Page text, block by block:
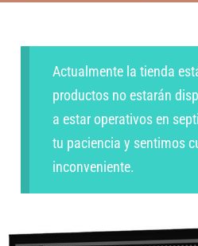
Actualmente la tienda
productos no estarán
a estar operativos en
tu paciencia y sentimos
inconveniente.